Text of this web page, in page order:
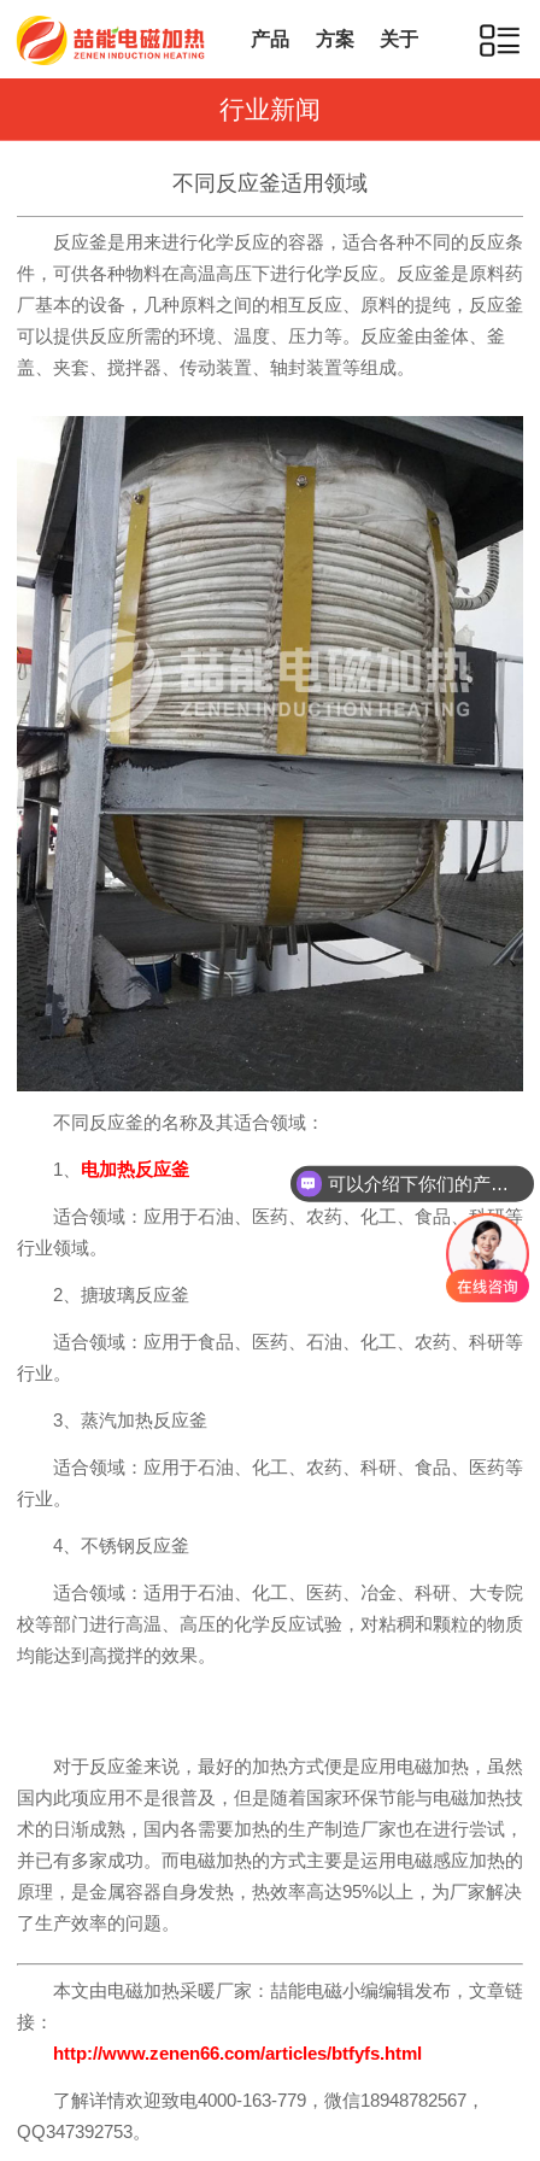
产品 方案 关于
行业新闻
不同反应釜适用领域
反应釜是用来进行化学反应的容器，适合各种不同的反应条
件，可供各种物料在高温高压下进行化学反应。反应釜是原料药
厂基本的设备，几种原料之间的相互反应、原料的提纯，反应釜
可以提供反应所需的环境、温度、压力等。反应釜由釜体、釜
盖、夹套、搅拌器、传动装置、轴封装置等组成。
不同反应釜的名称及其适合领域：
1、 电加热反应釜
适合领域：应用于石油、医药、农药、化工、食品、科研等
行业领域。
2、搪玻璃反应釜
适合领域：应用于食品、医药、石油、化工、农药、科研等
行业。
3、蒸汽加热反应釜
适合领域：应用于石油、化工、农药、科研、食品、医药等
行业。
4、不锈钢反应釜
适合领域：适用于石油、化工、医药、冶金、科研、大专院
校等部门进行高温、高压的化学反应试验，对粘稠和颗粒的物质
均能达到高搅拌的效果。
对于反应釜来说，最好的加热方式便是应用电磁加热，虽然
国内此项应用不是很普及，但是随着国家环保节能与电磁加热技
术的日渐成熟，国内各需要加热的生产制造厂家也在进行尝试，
并已有多家成功。而电磁加热的方式主要是运用电磁感应加热的
原理，是金属容器自身发热，热效率高达95%以上，为厂家解决
了生产效率的问题。
本文由电磁加热采暖厂家：喆能电磁小编编辑发布，文章链
接：
http://www.zenen66.com/articles/btfyfs.html
了解详情欢迎致电4000-163-779，微信18948782567，
QQ347392753。
可以介绍下你们的产品么？